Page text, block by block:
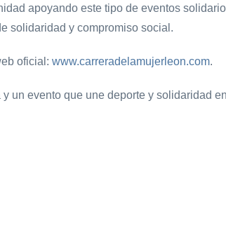
apoyando este tipo de eventos
solidaridad y compromiso social.
oficial: www.carreradelamujerleon.com.
un evento que une deporte y solidaridad